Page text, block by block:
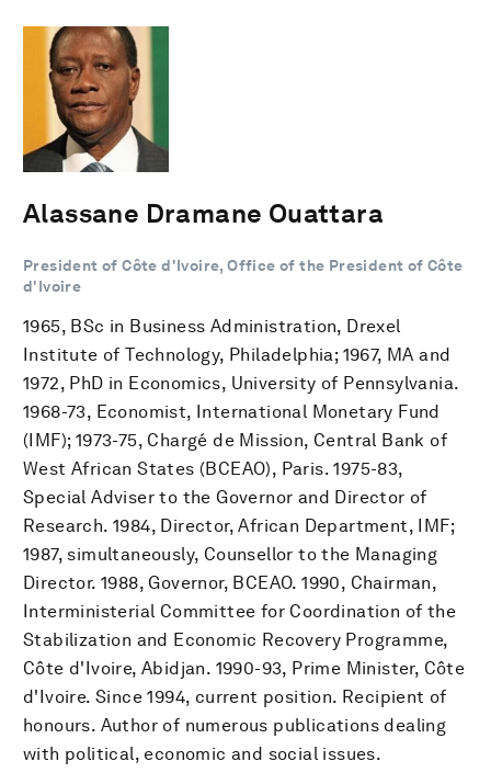
Alassane Dramane Ouattara
President of Côte d'Ivoire, Office of the President of Côte
d'Ivoire
1965, BSc in Business Administration, Drexel
Institute of Technology, Philadelphia; 1967, MA and
1972, PhD in Economics, University of Pennsylvania.
1968-73, Economist, International Monetary Fund
(IMF); 1973-75, Chargé de Mission, Central Bank of
West African States (BCEAO), Paris. 1975-83,
Special Adviser to the Governor and Director of
Research. 1984, Director, African Department, IMF;
1987, simultaneously, Counsellor to the Managing
Director. 1988, Governor, BCEAO. 1990, Chairman,
Interministerial Committee for Coordination of the
Stabilization and Economic Recovery Programme,
Côte d'Ivoire, Abidjan. 1990-93, Prime Minister, Côte
d'Ivoire. Since 1994, current position. Recipient of
honours. Author of numerous publications dealing
with political, economic and social issues.